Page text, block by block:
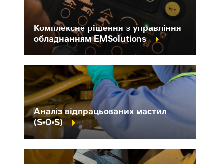
Комплексне рішення з управління
обладнанням EMSolutions
Аналіз відпрацьованих мастил
(S•O•S)